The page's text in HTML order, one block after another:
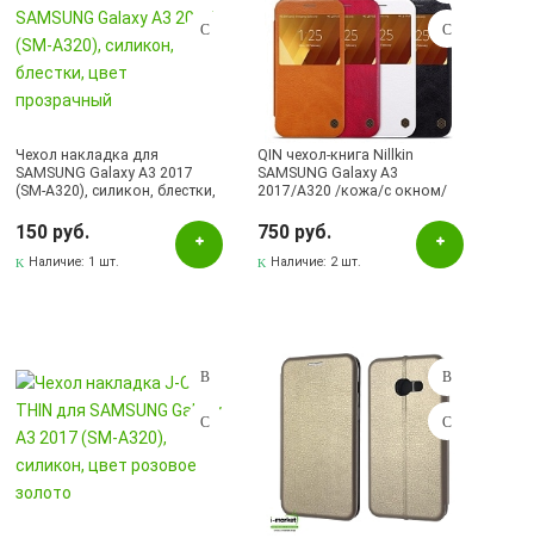
Чехол накладка для
SAMSUNG Galaxy A3 2017
(SM-A320), силикон, блестки,
150 руб.
Наличие: 1 шт.
QIN чехол-книга Nillkin
SAMSUNG Galaxy A3
2017/A320 /кожа/с окном/
750 руб.
Наличие: 2 шт.